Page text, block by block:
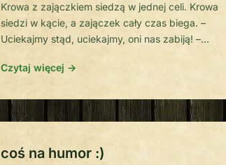
Krowa z zajączkiem siedzą w jednej celi. Krowa
siedzi w kącie, a zajączek cały czas biega. –
Uciekajmy stąd, uciekajmy, oni nas zabiją! –
Zajączku usiądz sobie, jesteś ze mną, nic ci nie
chodzi. – Krowo, uciekajmy oni nas zabiją! […]
Czytaj więcej →
coś na humor :)